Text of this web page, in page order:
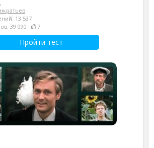
13 537
39 090
7
Пройти тест